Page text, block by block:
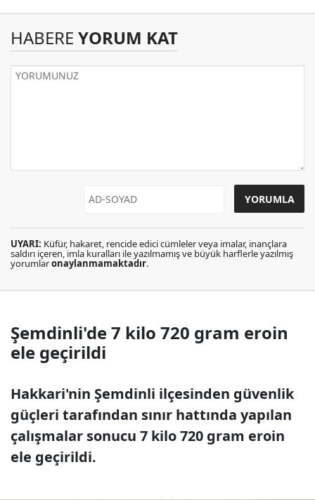
HABERE YORUM KAT
UYARI: Küfür, hakaret, rencide edici cümleler veya imalar, inançlara
saldırı içeren, imla kuralları ile yazılmamış ve büyük harflerle yazılmış
yorumlaronaylanmamaktadır.
Şemdinli'de 7 kilo 720 gram eroin
ele geçirildi
Hakkari'nin Şemdinli ilçesinden güvenlik
güçleri tarafından sınır hattında yapılan
çalışmalar sonucu 7 kilo 720 gram eroin
ele geçirildi.